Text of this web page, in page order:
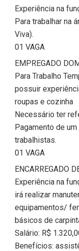
Experiência na
Para trabalhar na
Viva).
01 VAGA
EMPREGADO
Para Trabalho
possuir
roupas e cozinha
Necessário ter
Pagamento de
trabalhistas.
01 VAGA
ENCARREGADO
Experiência na
irá realizar
equipamentos/
básicos de
Salário: R$
Benefícios: